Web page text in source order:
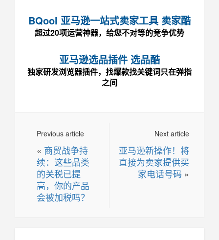
BQool 亚马逊一站式卖家工具 卖家酷
超过20项运营神器，给您不对等的竞争优势
亚马逊选品插件 选品酷
独家研发浏览器插件，找爆款找关键词只在弹指
之间
Next article
亚马逊新操作！将
直接为卖家提供买
家电话号码 »
Previous article
« 商贸战争持
续：这些品类
的关税已提
高，你的产品
会被加税吗？